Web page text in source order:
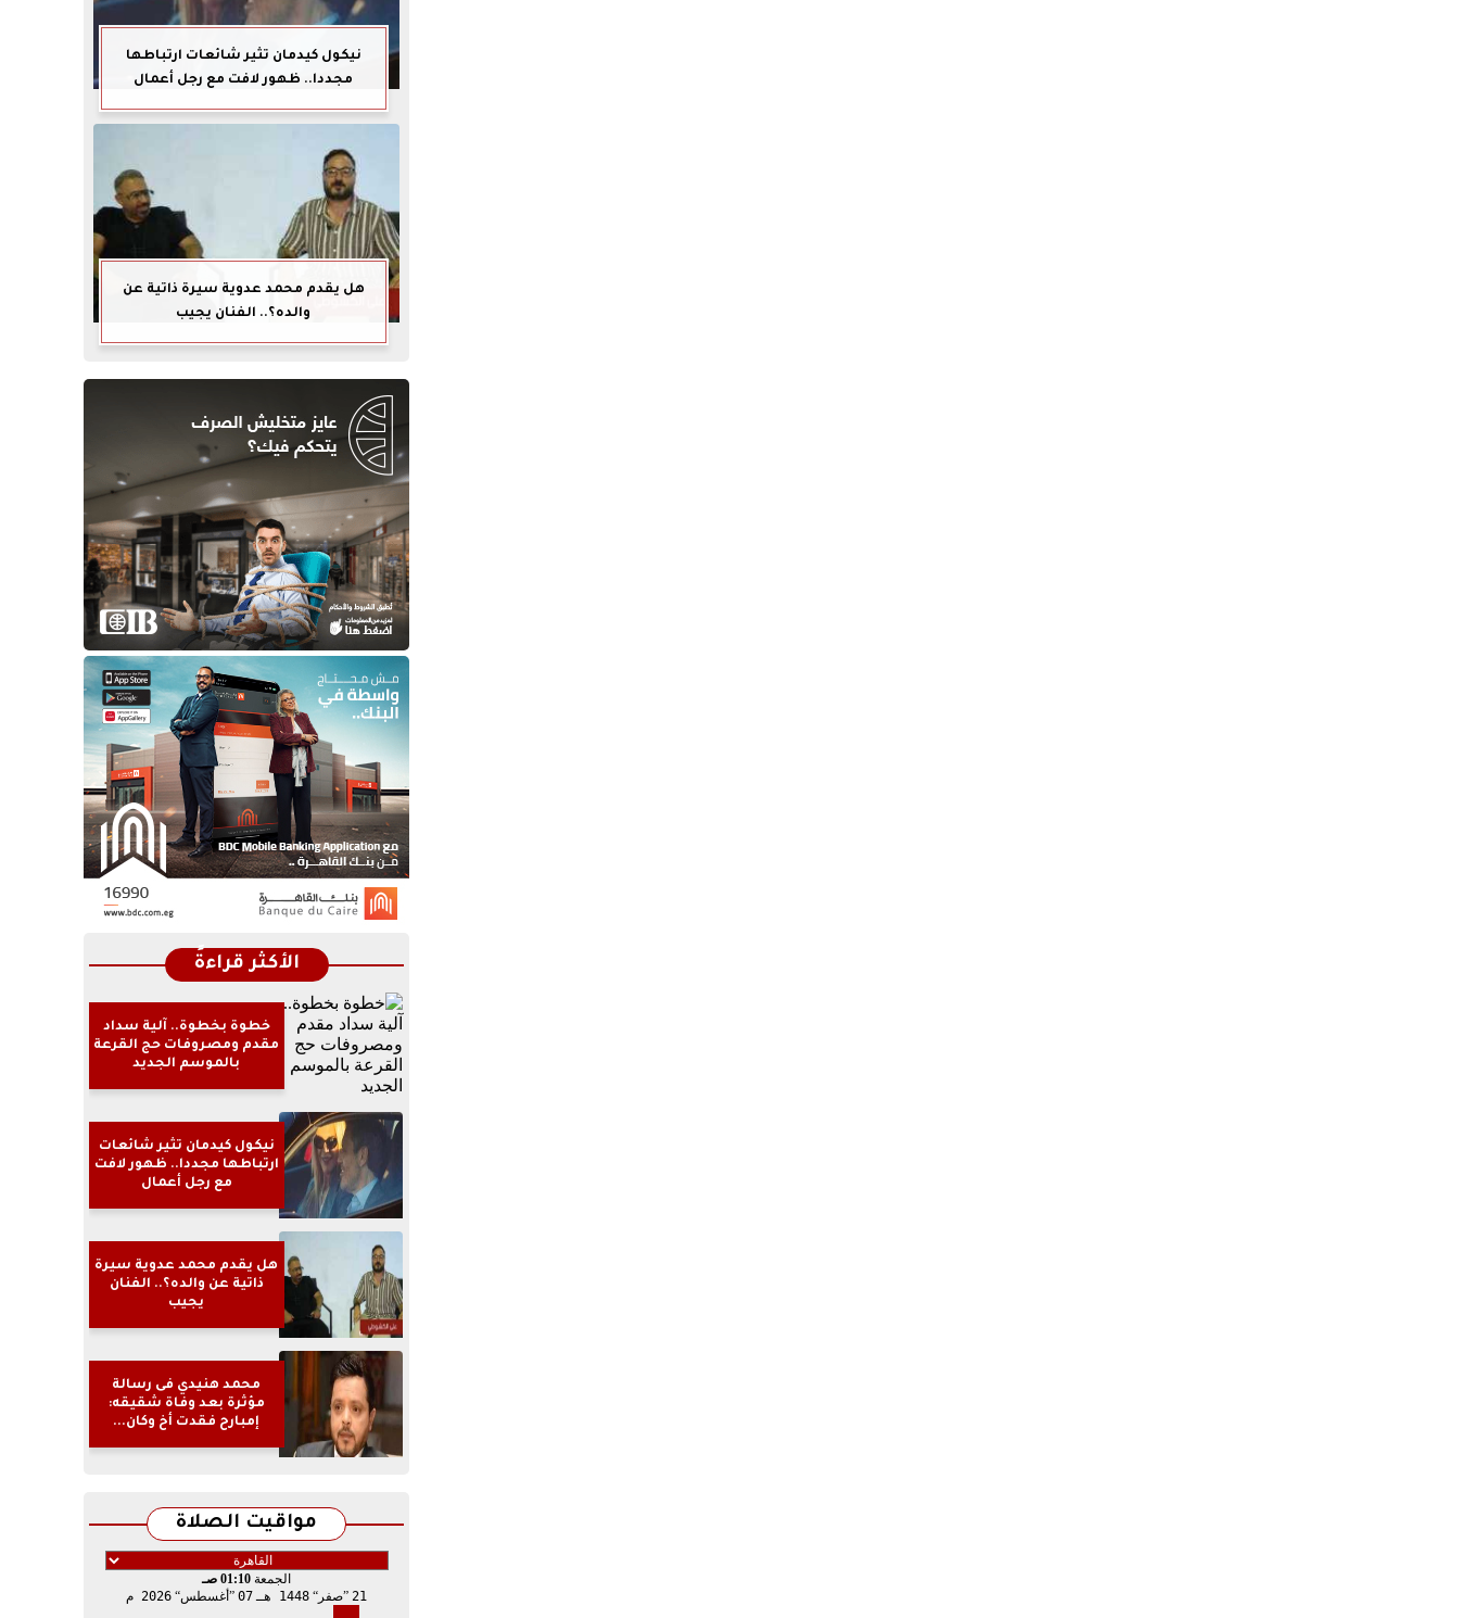
نيكول كيدمان تثير شائعات ارتباطها
مجددا.. ظهور لافت مع رجل أعمال
هل يقدم محمد عدوية سيرة ذاتية عن
والده؟.. الفنان يجيب
الأكثر قراءةً
خطوة بخطوة.. آلية سداد
مقدم ومصروفات حج القرعة
بالموسم الجديد
نيكول كيدمان تثير شائعات
ارتباطها مجددا.. ظهور لافت
مع رجل أعمال
هل يقدم محمد عدوية سيرة
ذاتية عن والده؟.. الفنان
يجيب
محمد هنيدي فى رسالة
مؤثرة بعد وفاة شقيقه:
إمبارح فقدت أخ وكان...
مواقيت الصلاة
الجمعة 01:10 صـ
21
صفر 1448 هـ 07 أغسطس
2026 م